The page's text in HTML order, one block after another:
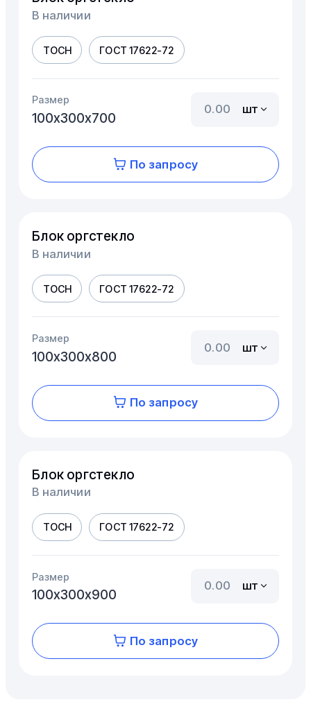
В наличии
ТОСН ГОСТ 17622-72
Размер
100х300х700
шт
По запросу
Блок оргстекло
В наличии
ТОСН ГОСТ 17622-72
Размер
100х300х800
шт
По запросу
Блок оргстекло
В наличии
ТОСН ГОСТ 17622-72
Размер
100х300х900
шт
По запросу